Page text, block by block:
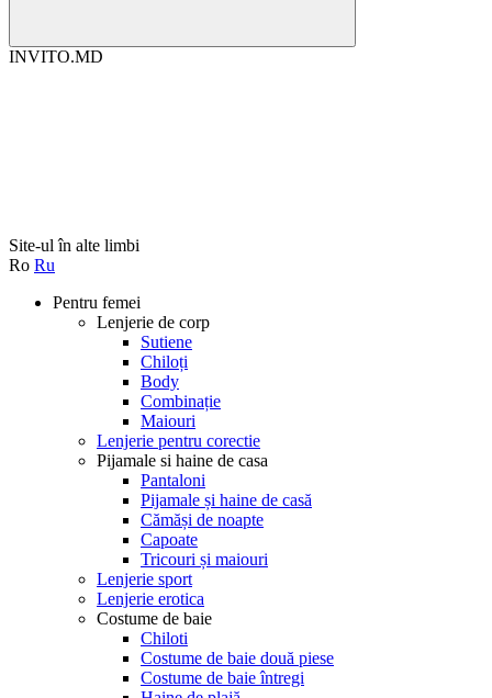
INVITO.MD
Site-ul în alte limbi
Ro Ru
Pentru femei
Lenjerie de corp
Sutiene
Chiloți
Body
Сombinație
Maiouri
Lenjerie pentru corectie
Pijamale si haine de casa
Pantaloni
Pijamale și haine de casă
Cămăși de noapte
Capoate
Tricouri și maiouri
Lenjerie sport
Lenjerie erotica
Costume de baie
Chiloti
Costume de baie două piese
Costume de baie întregi